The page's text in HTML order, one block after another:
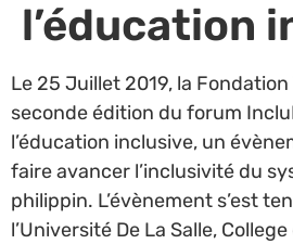
l’éducation
Le 25 Juillet 2019, la
seconde édition du forum
l’éducation inclusive, un
faire avancer l’inclusivité du
philippin. L’évènement s’est
l’Université De La Salle,